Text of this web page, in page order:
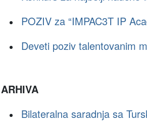
POZIV za “IMPAC3T IP
Deveti poziv talentovanim
ARHIVA
Bilateralna saradnja sa